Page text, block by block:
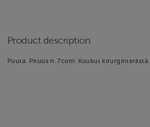
Product description
Puuta. Pituus n. 7com. Koukut kirurginterästä.